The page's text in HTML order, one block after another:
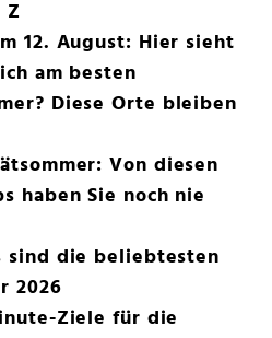
Z
12. August: Hier sieht
am besten
Diese Orte bleiben
Von diesen
haben Sie noch nie
sind die beliebtesten
2026
Ziele für die